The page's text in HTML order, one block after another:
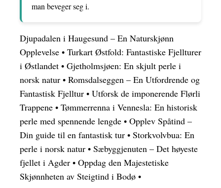
man beveger seg i.
Djupadalen i Haugesund – En Naturskjønn
Opplevelse • Turkart Østfold: Fantastiske Fjellturer
i Østlandet • Gjetholmsjøen: En skjult perle i
norsk natur • Romsdalseggen – En Utfordrende og
Fantastisk Fjelltur • Utforsk de imponerende Flørli
Trappene • Tømmerrenna i Vennesla: En historisk
perle med spennende lengde • Opplev Spåtind –
Din guide til en fantastisk tur • Storkvolvbua: En
perle i norsk natur • Sæbyggjenuten – Det høyeste
fjellet i Agder • Oppdag den Majestetiske
Skjønnheten av Steigtind i Bodø •